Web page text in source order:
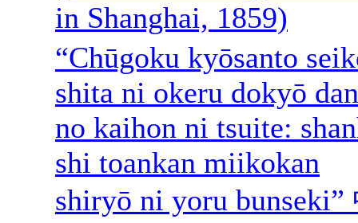
in Shanghai, 1859)
“Chūgoku kyōsanto
shita ni okeru dokyō
no kaihon ni tsuite:
shi toankan miikokan
shiryō ni yoru bunseki”